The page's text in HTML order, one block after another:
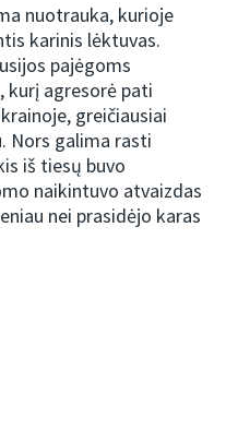
nuotrauka, kurioje
karinis lėktuvas.
pajėgoms
kurį agresorė pati
greičiausiai
Nors galima rasti
iš tiesų buvo
naikintuvo atvaizdas
nei prasidėjo karas